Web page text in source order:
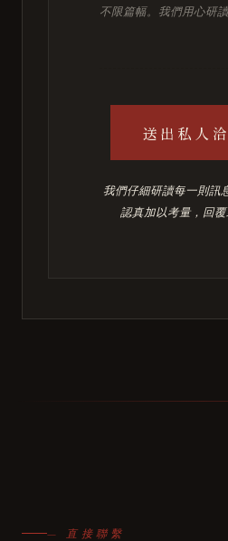
不限篇幅。我們用心研
送出私人
我們仔細研讀每一則訊
認真加以考量，回覆
— 直接聯繫